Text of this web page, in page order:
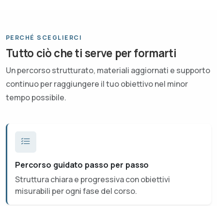
PERCHÉ SCEGLIERCI
Tutto ciò che ti serve per formarti
Un percorso strutturato, materiali aggiornati e supporto
continuo per raggiungere il tuo obiettivo nel minor
tempo possibile.
Percorso guidato passo per passo
Struttura chiara e progressiva con obiettivi
misurabili per ogni fase del corso.